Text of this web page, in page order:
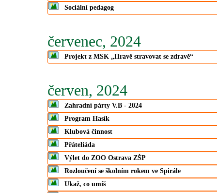
Sociální pedagog
červenec, 2024
Projekt z MSK „Hravě stravovat se zdravě“
červen, 2024
Zahradní párty V.B - 2024
Program Hasík
Klubová činnost
Přáteliáda
Výlet do ZOO Ostrava ZŠP
Rozloučení se školním rokem ve Spirále
Ukaž, co umíš